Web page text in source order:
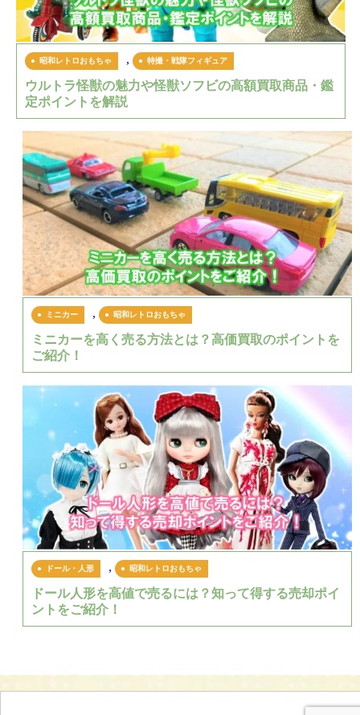
昭和レトロおもちゃ , 特撮・戦隊フィギュア
ウルトラ怪獣の魅力や怪獣ソフビの高額買取商品・鑑
定ポイントを解説
ミニカー , 昭和レトロおもちゃ
ミニカーを高く売る方法とは？高価買取のポイントを
ご紹介！
ドール・人形 , 昭和レトロおもちゃ
ドール人形を高値で売るには？知って得する売却ポイ
ントをご紹介！